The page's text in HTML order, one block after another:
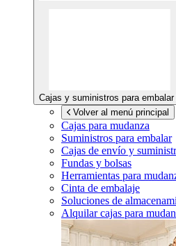
Cajas y suministros para embalar
Volver al menú principal
Cajas para mudanza
Suministros para embalar
Cajas de envío y
Fundas y bolsas
Herramientas para
Cinta de embalaje
Soluciones de
Alquilar cajas para